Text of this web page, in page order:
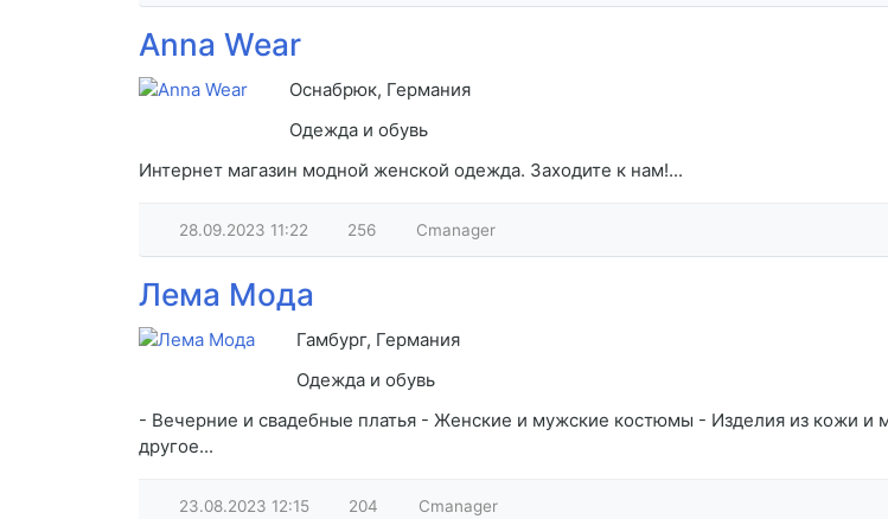
Anna Wear
Оснабрюк, Германия
Одежда и обувь
Интернет магазин модной женской одежда. Заходите к нам!...
28.09.2023 11:22 256 Cmanager
Лема Мода
Гамбург, Германия
Одежда и обувь
- Вечерние и свадебные платья - Женские и мужские костюмы - Изделия из кожи и
другое...
23.08.2023 12:15 204 Cmanager